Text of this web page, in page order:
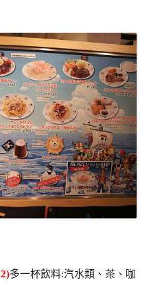
多一杯飲料:汽水類、茶、咖